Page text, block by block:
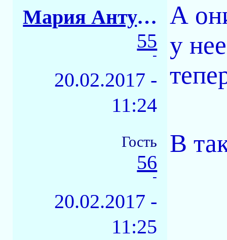
Мария Антуанетта
55
-
20.02.2017 -
11:24
А
у
Гость
56
-
20.02.2017 -
11:25
В